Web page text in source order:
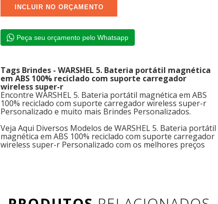
Peça seu orçamento pelo Whatsapp
Tags Brindes - WARSHEL 5. Bateria portátil magnética
em ABS 100% reciclado com suporte carregador
wireless super-r
Encontre WARSHEL 5. Bateria portátil magnética em ABS
100% reciclado com suporte carregador wireless super-r
Personalizado e muito mais Brindes Personalizados.
Veja Aqui Diversos Modelos de WARSHEL 5. Bateria portátil
magnética em ABS 100% reciclado com suporte carregador
wireless super-r Personalizado com os melhores preços